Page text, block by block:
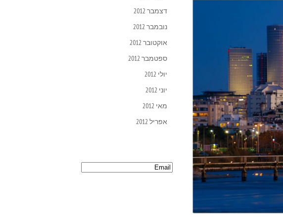
דצמבר 2012
נובמבר 2012
אוקטובר 2012
ספטמבר 2012
יולי 2012
יוני 2012
מאי 2012
אפריל 2012